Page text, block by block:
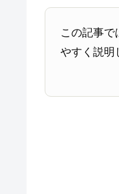
この記事で
やすく説明